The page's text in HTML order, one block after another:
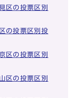
区の投票区別
の投票区別投
区の投票区別
区の投票区別